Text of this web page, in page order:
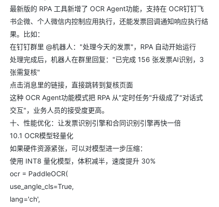
最新版的 RPA 工具新增了 OCR Agent功能，支持在 OCR钉钉飞
书企微、个人微信内控制应用执行，还能发票回调通知响应执行结
果。比如：
在钉钉群里 @机器人："处理今天的发票"，RPA 自动开始运行
处理完成后，机器人在群里回复："已完成 156 张发票AI识别，3
张需复核"
点击消息里的链接，直接跳转到复核页面
这种 OCR Agent功能模式把 RPA 从"定时任务"升级成了"对话式
交互"，业务人员的接受度更高。
十、性能优化：让发票识别引擎和合同识别引擎再快一倍
10.1 OCR模型轻量化
如果硬件资源紧张，可以对模型进一步压缩：
使用 INT8 量化模型，体积减半，速度提升 30%
ocr = PaddleOCR(
use_angle_cls=True,
lang='ch',